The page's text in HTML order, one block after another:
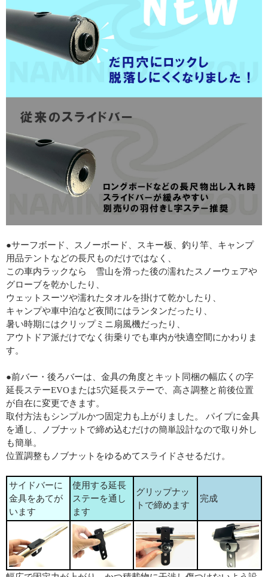
●サーフボード、スノーボード、スキー板、釣り竿、キャンプ
用品テントなどの長尺ものだけではなく、
この車内ラックなら 雪山を滑った後の濡れたスノーウェアや
グローブを乾かしたり、
ウェットスーツや濡れたタオルを掛けて乾かしたり、
キャンプや車中泊など夜間にはランタンだったり、
暑い時期にはクリップミニ扇風機だったり、
アウトドア派だけでなく街乗りでも車内が快適空間にかわりま
す。
●前バー・後ろバーは、金具の角度とキット同梱の幅広くの字
延長ステーEVOまたは5穴延長ステーで、高さ調整と前後位置
が自在に変更できます。
取付方法もシンプルかつ固定力も上がりました。 パイプに金具
を通し、ノブナットで締め込むだけの簡単設計なので取り外し
も簡単。
位置調整もノブナットをゆるめてスライドさせるだけ。
サイドバーに
金具をあてが
います
使用する延長
ステーを通し
ます
グリップナッ
トで締めます
完成